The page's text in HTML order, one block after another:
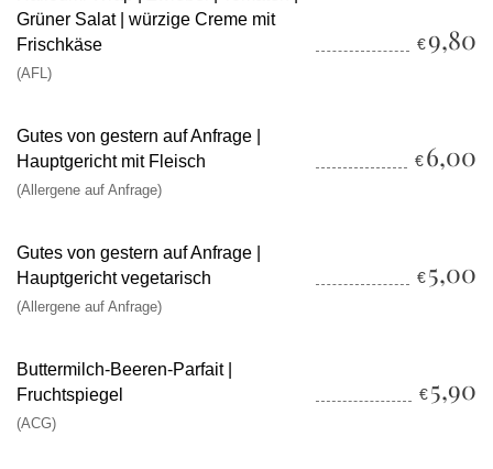
Grüner Salat | würzige Creme mit
Frischkäse
€9,80
(AFL)
Gutes von gestern auf Anfrage |
Hauptgericht mit Fleisch
€6,00
(Allergene auf Anfrage)
Gutes von gestern auf Anfrage |
Hauptgericht vegetarisch
€5,00
(Allergene auf Anfrage)
Buttermilch-Beeren-Parfait |
Fruchtspiegel
€5,90
(ACG)